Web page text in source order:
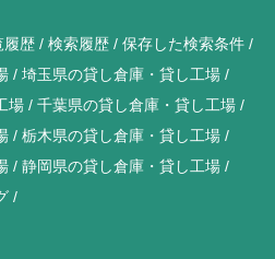
履歴 検索履歴
保存した検索条件
埼玉県の貸し倉庫・貸し工場
場
千葉県の貸し倉庫・貸し工場
栃木県の貸し倉庫・貸し工場
静岡県の貸し倉庫・貸し工場